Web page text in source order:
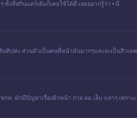
งที่สกินแคร์เดิมก็เคยใช้ได้ดี เลยอยากรู้ว่า • มี
ทิปค่ะ ส่วนตัวเป็นคนที่หน้ามันมากๆและจะเป็นสิวเฉพ
ท. มักมีปัญหาเรื่องผิวหน้า กาย ผม เล็บ บลาๆ เพราะเ